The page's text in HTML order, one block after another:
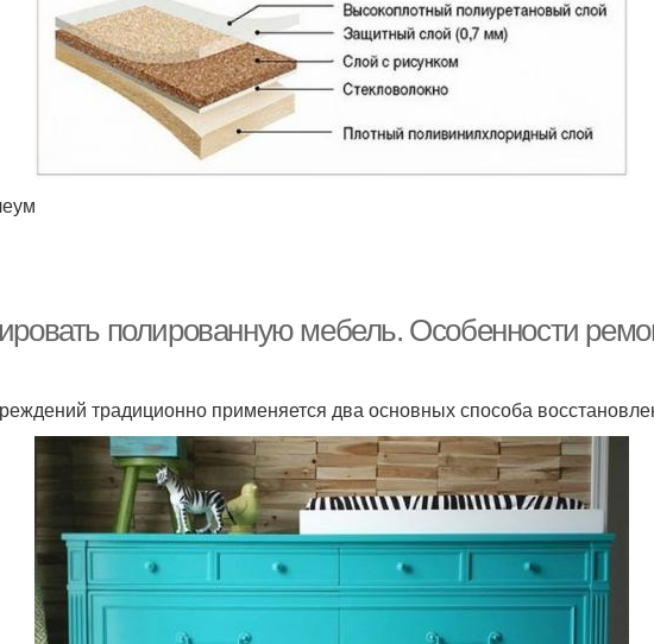
полированную мебель. Особенности
традиционно применяется два основных способа